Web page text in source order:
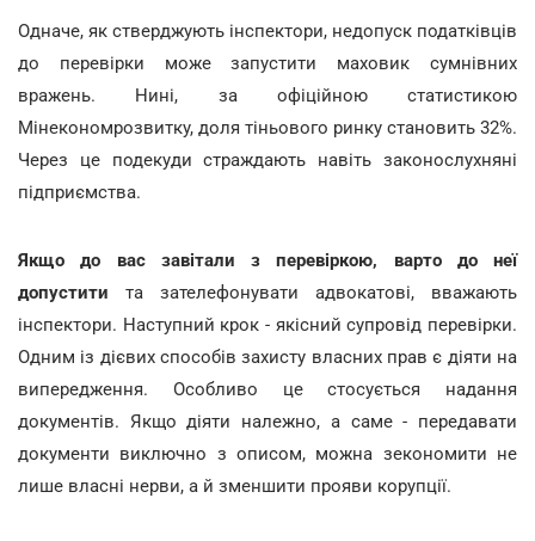
Одначе, як стверджують інспектори, недопуск податківців
до перевірки може запустити маховик сумнівних
вражень. Нині, за офіційною статистикою
Мінекономрозвитку, доля тіньового ринку становить 32%.
Через це подекуди страждають навіть законослухняні
підприємства.
Якщо до вас завітали з перевіркою, варто до неї
допустити та зателефонувати адвокатові, вважають
інспектори. Наступний крок - якісний супровід перевірки.
Одним із дієвих способів захисту власних прав є діяти на
випередження. Особливо це стосується надання
документів. Якщо діяти належно, а саме - передавати
документи виключно з описом, можна зекономити не
лише власні нерви, а й зменшити прояви корупції.